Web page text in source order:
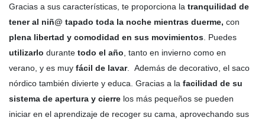
Gracias a sus características, te proporciona la tranquilidad de
tener al niñ@ tapado toda la noche mientras duerme, con
plena libertad y comodidad en sus movimientos. Puedes
utilizarlo durante todo el año, tanto en invierno como en
verano, y es muy fácil de lavar. Además de decorativo, el saco
nórdico también divierte y educa. Gracias a la facilidad de su
sistema de apertura y cierre los más pequeños se pueden
iniciar en el aprendizaje de recoger su cama, aprovechando sus